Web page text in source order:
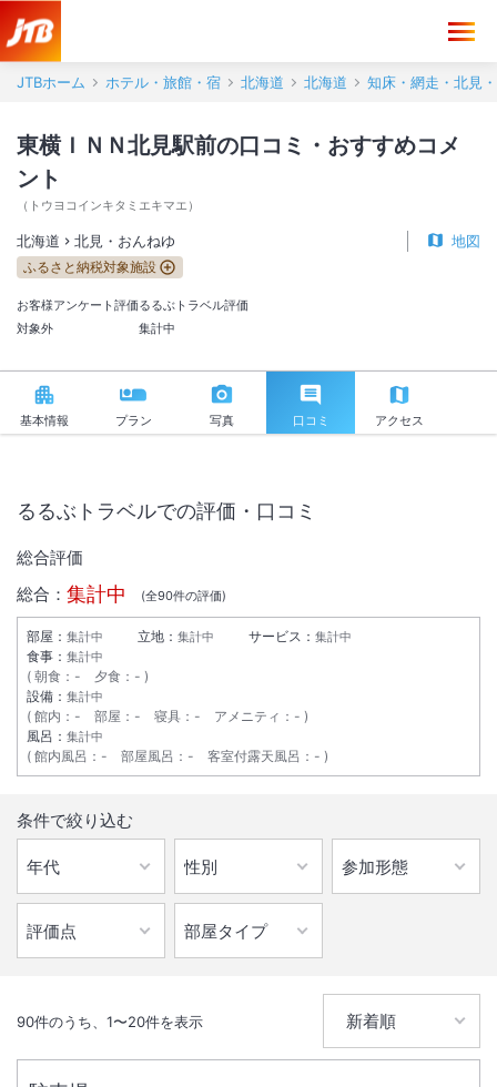
JTBホーム ホテル・旅館・宿 北海道 北海道 知床・網走・北見
東横ＩＮＮ北見駅前の口コミ・おすすめコメ
ント
（ トウヨコインキタミエキマエ ）
北海道 北見・おんねゆ 地図
ふるさと納税対象施設
お客様アンケート評価
対象外
るるぶトラベル評価
集計中
基本情報 プラン 写真 口コミ アクセス
北見駅バスターミナルから一番近いホテル。東横インの朝ごはんの定番
「手作りおにぎりは」北海道で唯一のたまねぎふりかけと山わさびが大
総客室数143室
無線LAN
駅徒歩5分
るるぶトラベルでの評価・口コミ
総合評価
総合： 集計中 (全90件の評価)
部屋： 集計中 立地： 集計中 サービス： 集計中
食事： 集計中
朝食 ： - 夕食 ： -
設備： 集計中
館内 ： - 部屋 ： - 寝具 ： - アメニティ ： -
風呂： 集計中
館内風呂 ： - 部屋風呂 ： - 客室付露天風呂 ： -
条件で絞り込む
90件のうち、 1〜20件を表示